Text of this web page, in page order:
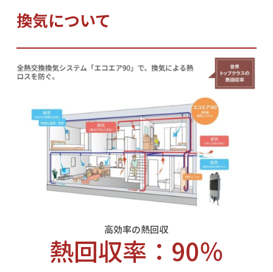
換気について
高効率の熱回収
熱回収率：90％